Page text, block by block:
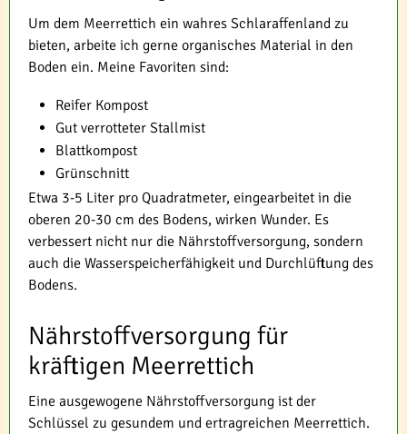
Um dem Meerrettich ein wahres Schlaraffenland zu
bieten, arbeite ich gerne organisches Material in den
Boden ein. Meine Favoriten sind:
Reifer Kompost
Gut verrotteter Stallmist
Blattkompost
Grünschnitt
Etwa 3-5 Liter pro Quadratmeter, eingearbeitet in die
oberen 20-30 cm des Bodens, wirken Wunder. Es
verbessert nicht nur die Nährstoffversorgung, sondern
auch die Wasserspeicherfähigkeit und Durchlüftung des
Bodens.
Nährstoffversorgung für
kräftigen Meerrettich
Eine ausgewogene Nährstoffversorgung ist der
Schlüssel zu gesundem und ertragreichen Meerrettich.